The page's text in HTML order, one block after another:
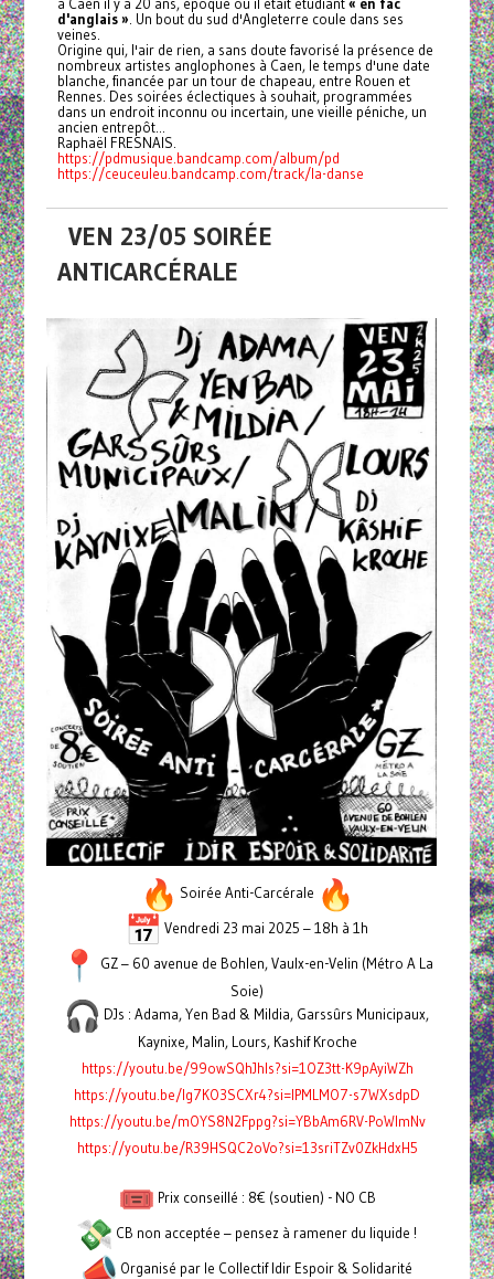
à Caen il y a 20 ans, époque où il était étudiant« en fac
d'anglais ». Un bout du sud d'Angleterre coule dans ses
veines.
Origine qui, l'air de rien, a sans doute favorisé la présence de
nombreux artistes anglophones à Caen, le temps d'une date
blanche, financée par un tour de chapeau, entre Rouen et
Rennes. Des soirées éclectiques à souhait, programmées
dans un endroit inconnu ou incertain, une vieille péniche, un
ancien entrepôt...
Raphaël FRESNAIS.
https://pdmusique.bandcamp.com/album/pd
https://ceuceuleu.bandcamp.com/track/la-danse
VEN 23/05 SOIRÉE
ANTICARCÉRALE
Soirée Anti-Carcérale
Vendredi 23 mai 2025 – 18h à 1h
GZ – 60 avenue de Bohlen, Vaulx-en-Velin (Métro A La
Soie)
DJs : Adama, Yen Bad & Mildia, Garssûrs Municipaux,
Kaynixe, Malin, Lours, Kashif Kroche
https://youtu.be/99owSQhJhls?si=1OZ3tt-K9pAyiWZh
https://youtu.be/Ig7KO3SCXr4?si=lPMLMO7-s7WXsdpD
https://youtu.be/mOYS8N2Fppg?si=YBbAm6RV-PoWImNv
https://youtu.be/R39HSQC2oVo?si=13sriTZv0ZkHdxH5
Prix conseillé : 8€ (soutien) - NO CB
CB non acceptée – pensez à ramener du liquide !
Organisé par le Collectif Idir Espoir & Solidarité